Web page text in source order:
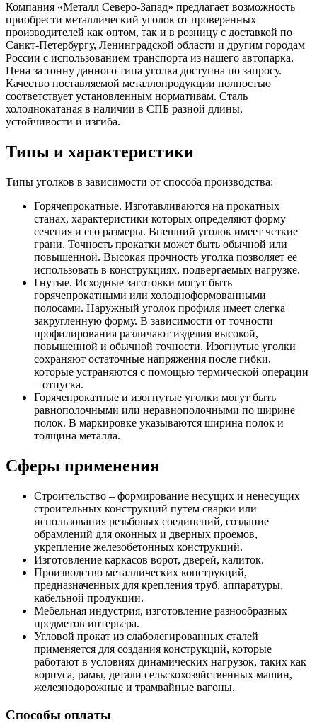
Компания «Металл Северо-Запад» предлагает возможность
приобрести металлический уголок от проверенных
производителей как оптом, так и в розницу с доставкой по
Санкт-Петербургу, Ленинградской области и другим городам
России с использованием транспорта из нашего автопарка.
Цена за тонну данного типа уголка доступна по запросу.
Качество поставляемой металлопродукции полностью
соответствует установленным нормативам. Сталь
холоднокатаная в наличии в СПБ разной длины,
устойчивости и изгиба.
Типы и характеристики
Типы уголков в зависимости от способа производства:
Горячепрокатные. Изготавливаются на прокатных
станах, характеристики которых определяют форму
сечения и его размеры. Внешний уголок имеет четкие
грани. Точность прокатки может быть обычной или
повышенной. Высокая прочность уголка позволяет ее
использовать в конструкциях, подвергаемых нагрузке.
Гнутые. Исходные заготовки могут быть
горячепрокатными или холодноформованными
полосами. Наружный уголок профиля имеет слегка
закругленную форму. В зависимости от точности
профилирования различают изделия высокой,
повышенной и обычной точности. Изогнутые уголки
сохраняют остаточные напряжения после гибки,
которые устраняются с помощью термической операции
– отпуска.
Горячепрокатные и изогнутые уголки могут быть
равнополочными или неравнополочными по ширине
полок. В маркировке указываются ширина полок и
толщина металла.
Сферы применения
Строительство – формирование несущих и ненесущих
строительных конструкций путем сварки или
использования резьбовых соединений, создание
обрамлений для оконных и дверных проемов,
укрепление железобетонных конструкций.
Изготовление каркасов ворот, дверей, калиток.
Производство металлических конструкций,
предназначенных для крепления труб, аппаратуры,
кабельной продукции.
Мебельная индустрия, изготовление разнообразных
предметов интерьера.
Угловой прокат из слаболегированных сталей
применяется для создания конструкций, которые
работают в условиях динамических нагрузок, таких как
корпуса, рамы, детали сельскохозяйственных машин,
железнодорожные и трамвайные вагоны.
Способы оплаты